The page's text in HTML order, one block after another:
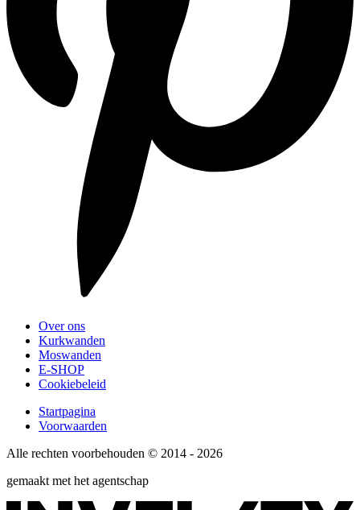
Over ons
Kurkwanden
Moswanden
E-SHOP
Cookiebeleid
Startpagina
Voorwaarden
Alle rechten voorbehouden © 2014 - 2026
gemaakt met het agentschap